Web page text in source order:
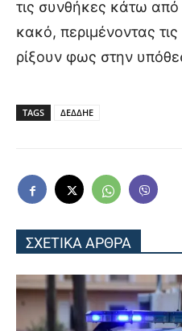
τις συνθήκες κάτω από
κακό, περιμένοντας
ρίξουν φως στην
TAGS ΔΕΔΔΗΕ
ΣΧΕΤΙΚΑ ΑΡΘΡΑ